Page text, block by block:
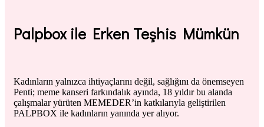
Palpboxile Erken Teşhis Mümkün
Kadınların yalnızca ihtiyaçlarını değil, sağlığını da önemseyen
Penti; meme kanseri farkındalık ayında, 18 yıldır bu alanda
çalışmalar yürüten MEMEDER’in katkılarıyla geliştirilen
PALPBOX ile kadınların yanında yer alıyor.